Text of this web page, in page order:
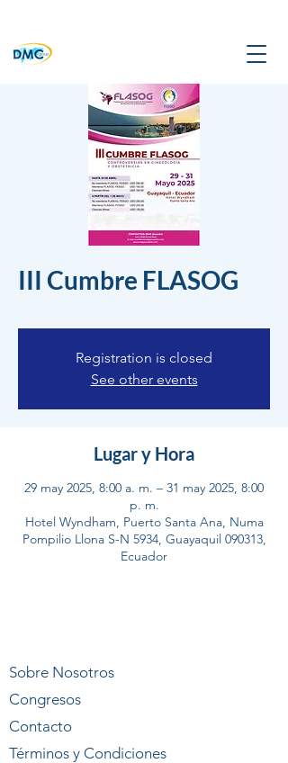
III Cumbre FLASOG
Registration is closed
See other events
Lugar y Hora
29 may 2025, 8:00 a. m. – 31 may 2025, 8:00
p. m.
Hotel Wyndham, Puerto Santa Ana, Numa
Pompilio Llona S-N 5934, Guayaquil 090313,
Ecuador
Sobre Nosotros
Congresos
Contacto
Términos y Condiciones